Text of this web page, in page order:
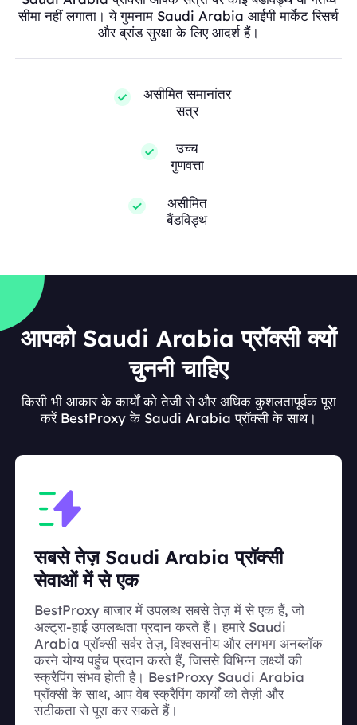
सीमा नहीं लगाता। ये गुमनाम Saudi Arabia आईपी मार्केट रिसर्च
और ब्रांड सुरक्षा के लिए आदर्श हैं।
असीमित समानांतर
सत्र
उच्च
गुणवत्ता
असीमित
बैंडविड्थ
आपको Saudi Arabia प्रॉक्सी क्यों
चुननी चाहिए
किसी भी आकार के कार्यों को तेजी से और अधिक कुशलतापूर्वक पूरा
करें BestProxy के Saudi Arabia प्रॉक्सी के साथ।
सबसे तेज़ Saudi Arabia प्रॉक्सी
सेवाओं में से एक
BestProxy बाजार में उपलब्ध सबसे तेज़ में से एक हैं, जो
अल्ट्रा-हाई उपलब्धता प्रदान करते हैं। हमारे Saudi
Arabia प्रॉक्सी सर्वर तेज़, विश्वसनीय और लगभग अनब्लॉक
करने योग्य पहुंच प्रदान करते हैं, जिससे विभिन्न लक्ष्यों की
स्क्रैपिंग संभव होती है। BestProxy Saudi Arabia
प्रॉक्सी के साथ, आप वेब स्क्रैपिंग कार्यों को तेज़ी और
सटीकता से पूरा कर सकते हैं।